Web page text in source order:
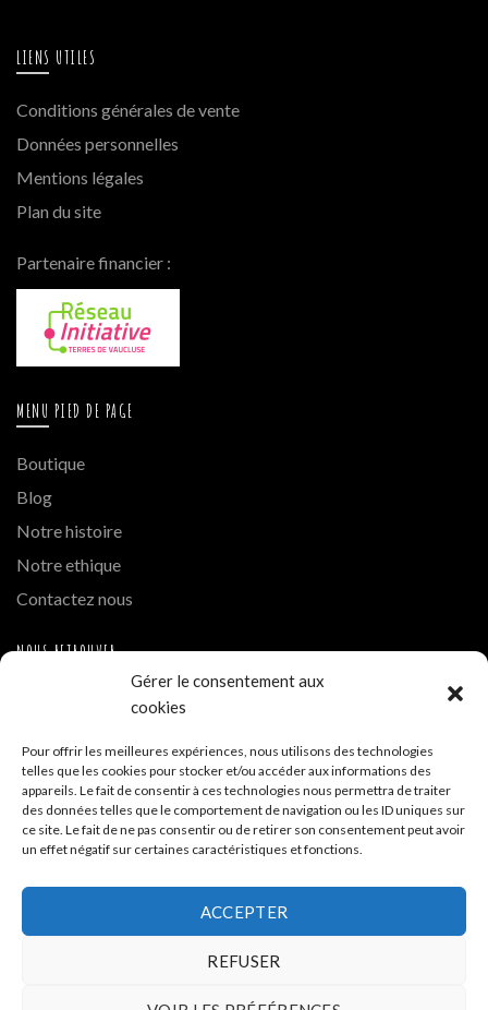
Gérer le consentement aux
cookies
Pour offrir les meilleures expériences, nous utilisons des technologies
telles que les cookies pour stocker et/ou accéder aux informations des
appareils. Le fait de consentir à ces technologies nous permettra de traiter
des données telles que le comportement de navigation ou les ID uniques sur
ce site. Le fait de ne pas consentir ou de retirer son consentement peut avoir
un effet négatif sur certaines caractéristiques et fonctions.
ACCEPTER
REFUSER
LIENS UTILES
Conditions générales de vente
Données personnelles
Mentions légales
Plan du site
Partenaire financier :
MENU PIED DE PAGE
Boutique
Blog
Notre histoire
Notre ethique
Contactez nous
NOUS RETROUVER
A PROPOS DE LA BOUTIQUE
Hue Cocotte - Boutique de vente en ligne
Siège - 35 allée de la Tramontane ZA La Cigalière 84250
Le Thor